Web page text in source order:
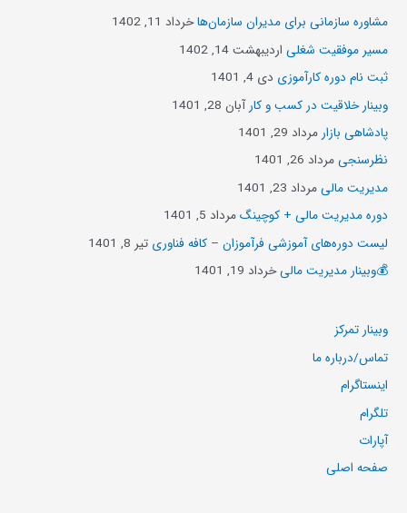
مشاوره سازمانی برای مدیران سازمان‌هاخرداد 11, 1402
مسیر موفقیت شغلی اردیبهشت 14, 1402
ثبت نام دوره کارآموزی دی 4, 1401
وبینار خلاقیت در کسب و کار آبان 28, 1401
پادشاهی بازار مرداد 29, 1401
نظرسنجیمرداد 26, 1401
مدیریت مالیمرداد 23, 1401
دوره مدیریت مالی + کوچینگمرداد 5, 1401
لیست دوره‌های آموزشی فرآموزان – کافه فناوری تیر 8, 1401
💰وبینار مدیریت مالیخرداد 19, 1401
وبینار تمرکز
تماس/درباره ما
اینستاگرام
تلگرام
آپارات
صفحه اصلی